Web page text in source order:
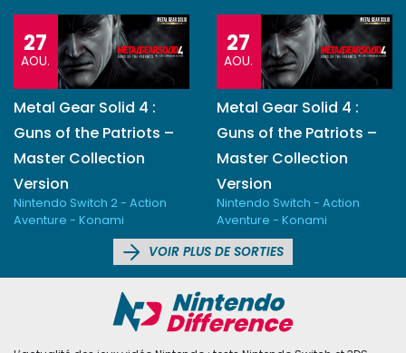
27
AOU.
Metal Gear Solid 4 :
Guns of the Patriots –
Master Collection
Version
Nintendo Switch 2 - Action
Aventure - Konami
27
AOU.
Metal Gear Solid 4 :
Guns of the Patriots –
Master Collection
Version
Nintendo Switch - Action
Aventure - Konami
VOIR PLUS DE SORTIES